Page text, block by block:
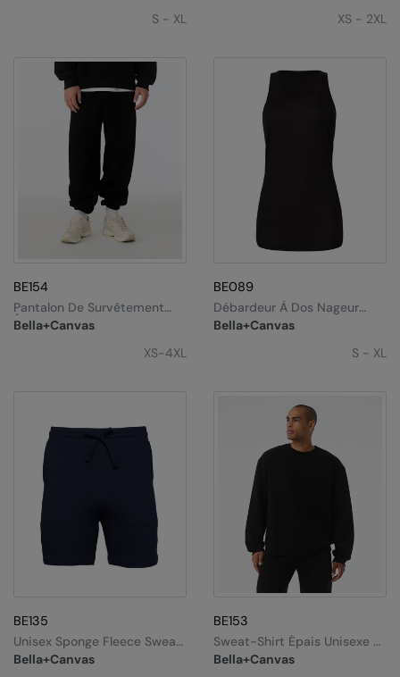
S - XL
XS - 2XL
BE154
Bella+Canvas
Pantalon De Survêtement
Épais Unisexe
XS-4XL
BE089
Bella+Canvas
Débardeur À Dos Nageur
Flowy
S - XL
BE135
Bella+Canvas
Unisex Sponge Fleece Sweat
Shorts
BE153
Bella+Canvas
Sweat-Shirt Épais Unisexe À
Col Rond